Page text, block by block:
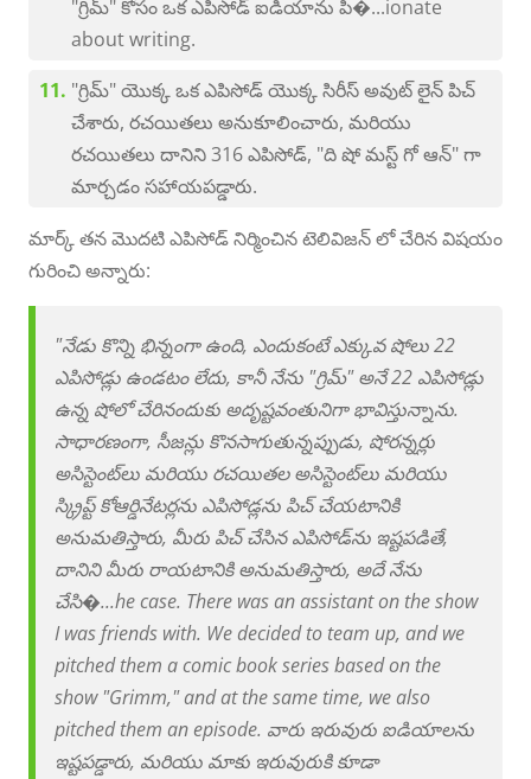
"గ్రిమ్" కోసం ఒక ఎపిసోడ్ ఐడియాను పి�...ionate
about writing.
"గ్రిమ్" యొక్క ఒక ఎపిసోడ్ యొక్క సిరీస్ అవుట్ లైన్ పిచ్
చేశారు, రచయితలు అనుకూలించారు, మరియు
రచయితలు దానిని 316 ఎపిసోడ్, "ది షో మస్ట్ గో ఆన్" గా
మార్చడం సహాయపడ్డారు.
మార్క్ తన మొదటి ఎపిసోడ్ నిర్మించిన టెలివిజన్ లో చేరిన విషయం
గురించి అన్నారు:
"నేడు కొన్ని భిన్నంగా ఉంది, ఎందుకంటే ఎక్కువ షోలు 22
ఎపిసోడ్లు ఉండటం లేదు, కానీ నేను "గ్రిమ్" అనే 22 ఎపిసోడ్లు
ఉన్న షోలో చేరినందుకు అదృష్టవంతునిగా భావిస్తున్నాను.
సాధారణంగా, సీజన్లు కొనసాగుతున్నప్పుడు, షోరన్నర్లు
అసిస్టెంట్‌లు మరియు రచయితల అసిస్టెంట్‌లు మరియు
స్క్రిప్ట్ కోఆర్డినేటర్లను ఎపిసోడ్లను పిచ్ చేయటానికి
అనుమతిస్తారు, మీరు పిచ్ చేసిన ఎపిసోడ్‌ను ఇష్టపడితే,
దానిని మీరు రాయటానికి అనుమతిస్తారు, అదే నేను
చేసి�...he case. There was an assistant on the show
I was friends with. We decided to team up, and we
pitched them a comic book series based on the
show "Grimm," and at the same time, we also
pitched them an episode. వారు ఇరువురు ఐడియాలను
ఇష్టపడ్డారు, మరియు మాకు ఇరువురుకి కూడా